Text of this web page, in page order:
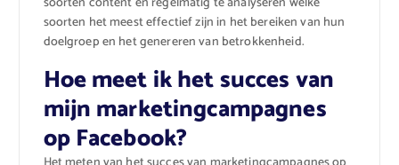
soorten het meest effectief zijn in het bereiken van hun
doelgroep en het genereren van betrokkenheid.
Hoe meet ik het succes van
mijn marketingcampagnes
op Facebook?